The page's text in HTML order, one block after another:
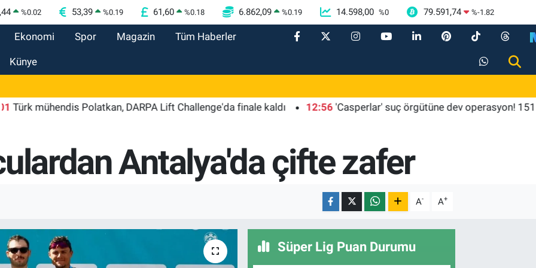
%0.02 53,39 %0.19 61,60 %0.18 6.862,09 %0.19 14.598,00 %0 79.591,74 %-1.82
Ekonomi Spor Magazin Tüm Haberler
Künye
mühendis Polatkan, DARPA Lift Challenge'da finale kaldı 12:56 'Casperlar' suç örgütüne dev operasyon! 151
Antalya'da çifte zafer
A- A+
Süper Lig Puan Durumu